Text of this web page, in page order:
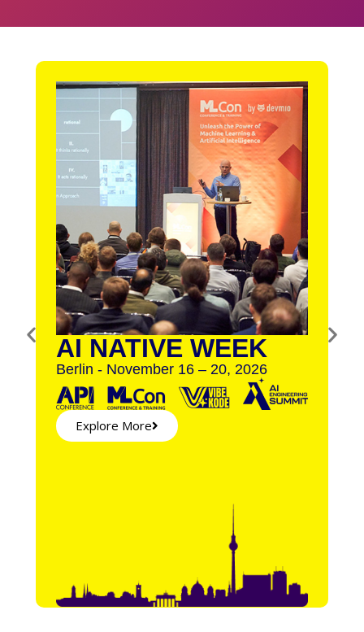
AI NATIVE WEEK
Berlin - November 16 – 20, 2026
Explore More